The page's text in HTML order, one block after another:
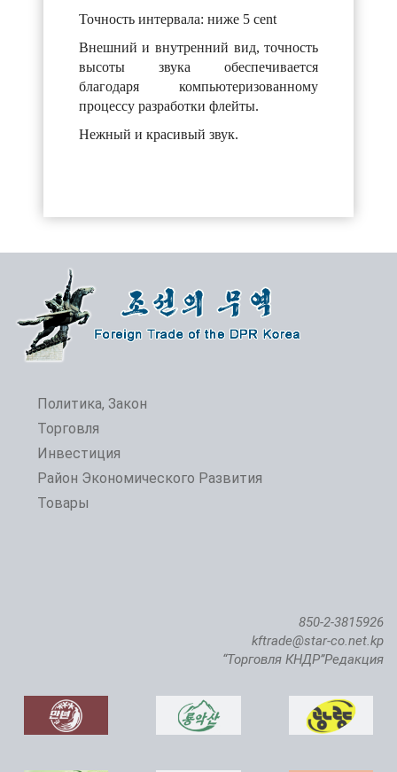
Точность интервала: ниже 5 сеnt
Внешний и внутренний вид, точность
высоты звука обеспечивается
благодаря компьютеризованному
процессу разработки флейты.
Нежный и красивый звук.
Политика, Закон
Торговля
Инвестиция
Район Экономического Развития
Товары
850-2-3815926
kftrade@star-co.net.kp
“Торговля КНДР”Редакция